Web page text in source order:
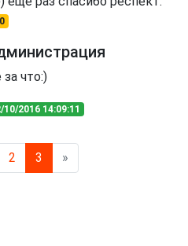
за что:)
10/2016 14:09:11
2 3 »Next